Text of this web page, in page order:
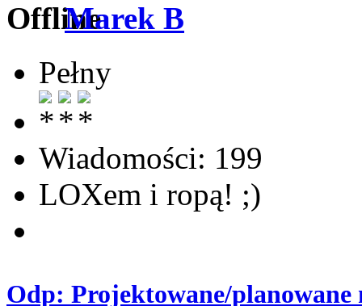
Marek B
Pełny
Wiadomości: 199
LOXem i ropą! ;)
Odp: Projektowane/